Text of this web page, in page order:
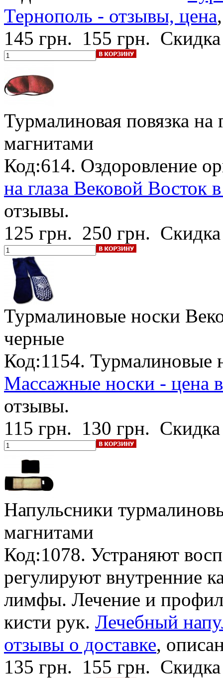
Тернополь - отзывы, цена
145 грн. 155 грн.
Турмалиновая повязка на
магнитами
Код:614. Оздоровление
на глаза Вековой Восток
отзывы.
125 грн. 250 грн.
Турмалиновые носки
черные
Код:1154. Турмалиновые
Массажные носки - цена
отзывы.
115 грн. 130 грн.
Напульсники
магнитами
Код:1078. Устраняют
регулируют внутренние
лимфы. Лечение и
кисти рук. Лечебный
отзывы о доставке,
135 грн. 155 грн.